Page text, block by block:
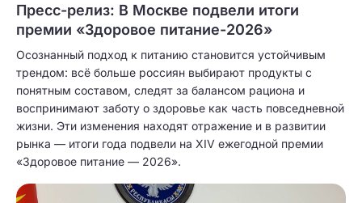
Пресс-релиз: В Москве подвели итоги
премии «Здоровое питание-2026»
Осознанный подход к питанию становится устойчивым
трендом: всё больше россиян выбирают продукты с
понятным составом, следят за балансом рациона и
воспринимают заботу о здоровье как часть повседневной
жизни. Эти изменения находят отражение и в развитии
рынка — итоги года подвели на XIV ежегодной премии
«Здоровое питание — 2026».